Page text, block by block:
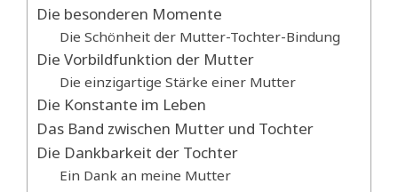
Die besonderen Momente
Die Schönheit der Mutter-Tochter-Bindung
Die Vorbildfunktion der Mutter
Die einzigartige Stärke einer Mutter
Die Konstante im Leben
Das Band zwischen Mutter und Tochter
Die Dankbarkeit der Tochter
Ein Dank an meine Mutter